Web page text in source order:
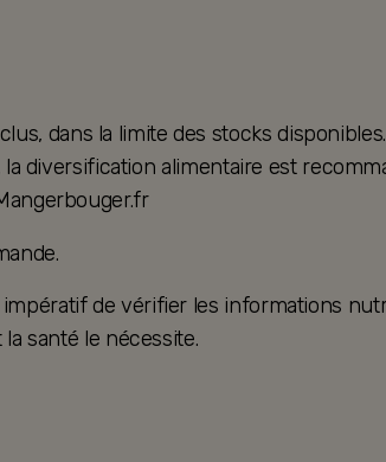
dans la limite des stocks disponibles.
diversification alimentaire est
de vérifier les informations
santé le nécessite.